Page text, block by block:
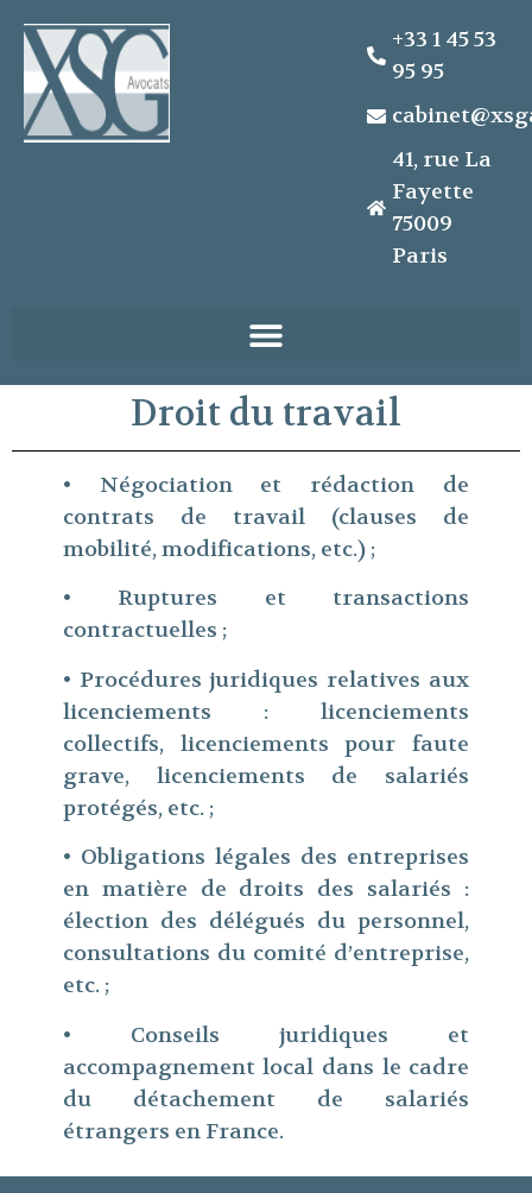
+33 1 45 53
95 95
41, rue La
Fayette
75009
Paris
Droit du travail
• Négociation et rédaction de
contrats de travail (clauses de
mobilité, modifications, etc.) ;
• Ruptures et transactions
contractuelles ;
• Procédures juridiques relatives aux
licenciements : licenciements
collectifs, licenciements pour faute
grave, licenciements de salariés
protégés, etc. ;
• Obligations légales des entreprises
en matière de droits des salariés :
élection des délégués du personnel,
consultations du comité d’entreprise,
etc. ;
• Conseils juridiques et
accompagnement local dans le cadre
du détachement de salariés
étrangers en France.